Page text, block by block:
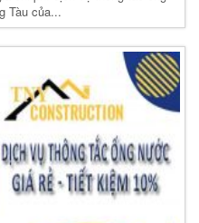
Tàu của...